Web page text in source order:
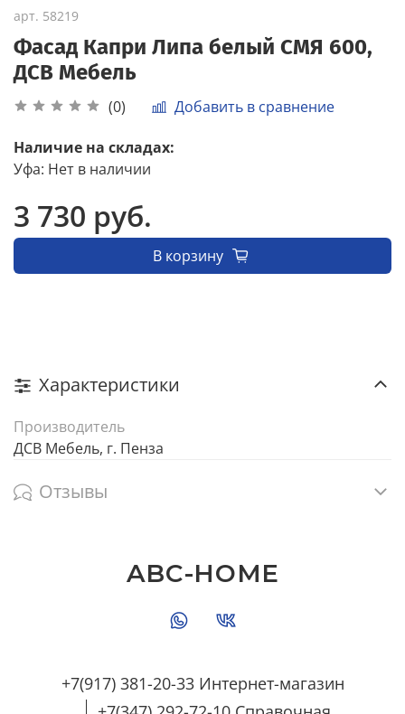
арт. 58219
Фасад Капри Липа белый СМЯ 600,
ДСВ Мебель
(0) Добавить в сравнение
Наличие на складах:
Уфа: Нет в наличии
3 730 руб.
В корзину
Характеристики
Производитель
ДСВ Мебель, г. Пенза
Отзывы
+7(917) 381-20-33 Интернет-магазин
ABC-HOME